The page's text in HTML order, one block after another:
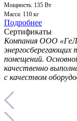
Мощность: 135 Вт
Масса: 110 кг
Подробнее
Сертификаты
Компания ООО
энергосберегающих
помещений.
качественно
с качеством